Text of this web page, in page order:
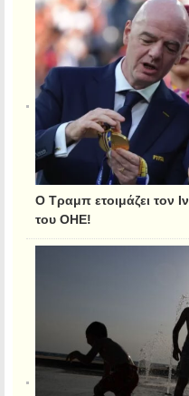
Ο Τραμπ ετοιμάζει τον
του ΟΗΕ!